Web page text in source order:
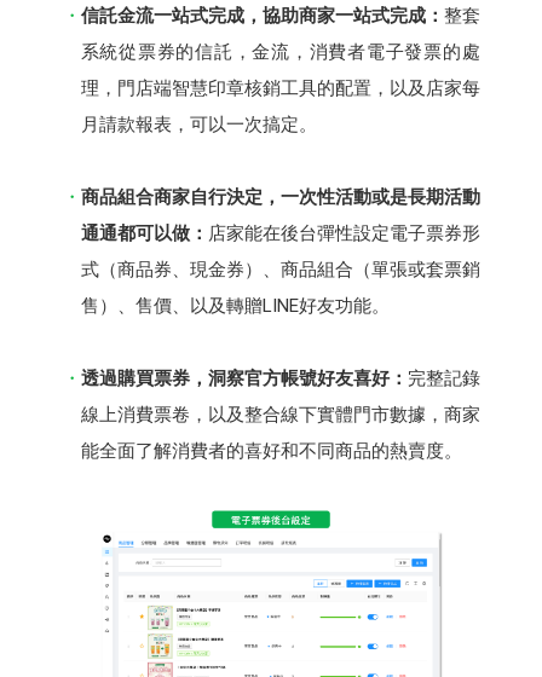
信託金流一站式完成，協助商家一站式完成： 整套
系統從票券的信託，金流，消費者電子發票的處
理，門店端智慧印章核銷工具的配置，以及店家每
月請款報表，可以一次搞定。
商品組合商家自行決定，一次性活動或是長期活動
通通都可以做： 店家能在後台彈性設定電子票券形
式（商品券、現金券）、商品組合（單張或套票銷
售）、售價、以及轉贈LINE好友功能。
透過購買票券，洞察官方帳號好友喜好： 完整記錄
線上消費票卷，以及整合線下實體門市數據，商家
能全面了解消費者的喜好和不同商品的熱賣度。